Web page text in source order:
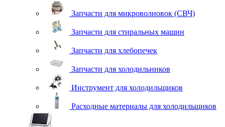
Запчасти для микроволновок (СВЧ)
Запчасти для стиральных машин
Запчасти для хлебопечек
Запчасти для холодильников
Инструмент для холодильщиков
Расходные материалы для холодильщиков